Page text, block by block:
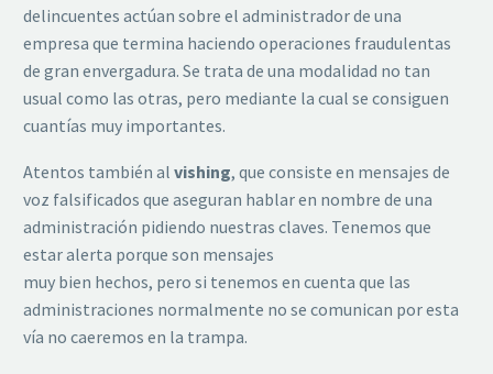
delincuentes actúan sobre el administrador de una
empresa que termina haciendo operaciones fraudulentas
de gran envergadura. Se trata de una modalidad no tan
usual como las otras, pero mediante la cual se consiguen
cuantías muy importantes.
Atentos también al vishing, que consiste en mensajes de
voz falsificados que aseguran hablar en nombre de una
administración pidiendo nuestras claves. Tenemos que
estar alerta porque son mensajes
muy bien hechos, pero si tenemos en cuenta que las
administraciones normalmente no se comunican por esta
vía no caeremos en la trampa.